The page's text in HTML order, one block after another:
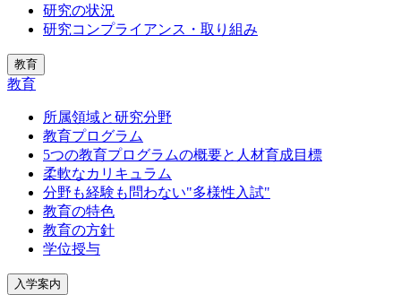
研究の状況
研究コンプライアンス・取り組み
教育
教育
所属領域と研究分野
教育プログラム
5つの教育プログラムの概要と人材育成目標
柔軟なカリキュラム
分野も経験も問わない"多様性入試"
教育の特色
教育の方針
学位授与
入学案内